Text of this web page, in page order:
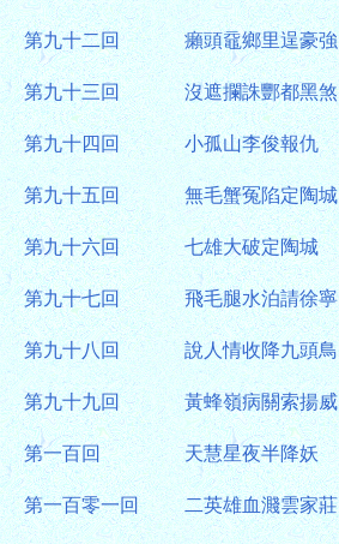
第九十二回 癩頭黿鄉里逞豪強
第九十三回 沒遮攔誅酆都黑煞
第九十四回 小孤山李俊報仇
第九十五回 無毛蟹冤陷定陶城
第九十六回 七雄大破定陶城
第九十七回 飛毛腿水泊請徐寧
第九十八回 說人情收降九頭鳥
第九十九回 黃蜂嶺病關索揚威
第一百回 天慧星夜半降妖
第一百零一回 二英雄血濺雲家莊